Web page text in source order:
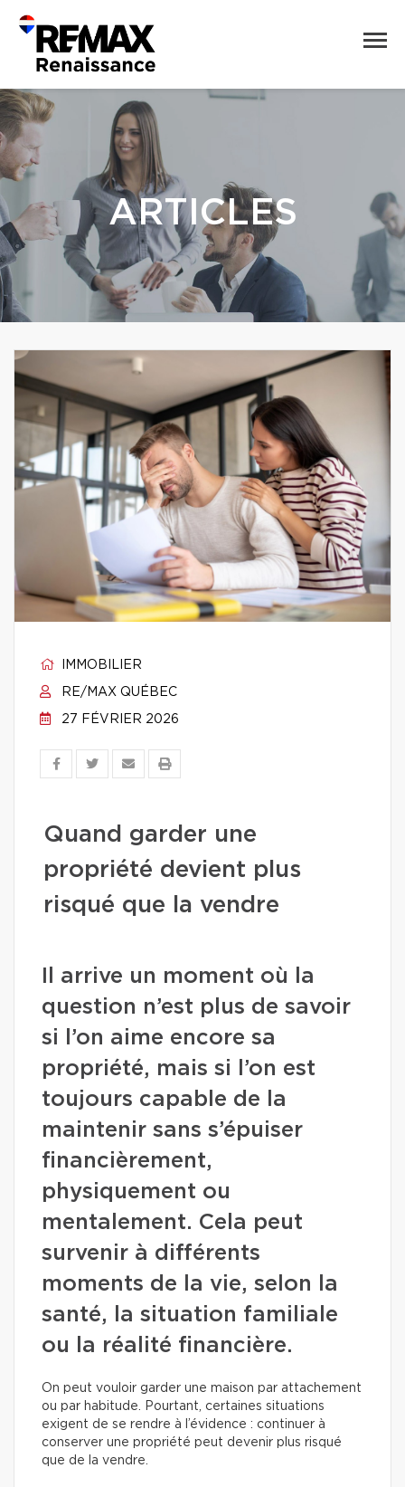
ARTICLES
IMMOBILIER
RE/MAX QUÉBEC
27 FÉVRIER 2026
Quand garder une
propriété devient plus
risqué que la vendre
Il arrive un moment où la
question n’est plus de savoir
si l’on aime encore sa
propriété, mais si l’on est
toujours capable de la
maintenir sans s’épuiser
financièrement,
physiquement ou
mentalement. Cela peut
survenir à différents
moments de la vie, selon la
santé, la situation familiale
ou la réalité financière.
On peut vouloir garder une maison par attachement
ou par habitude. Pourtant, certaines situations
exigent de se rendre à l’évidence : continuer à
conserver une propriété peut devenir plus risqué
que de la vendre.